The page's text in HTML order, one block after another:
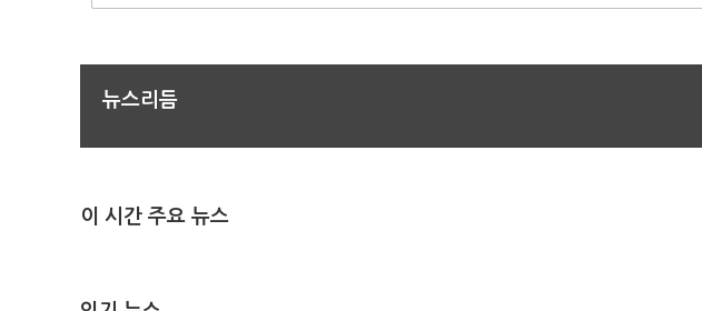
뉴스리듬
이 시간 주요 뉴스